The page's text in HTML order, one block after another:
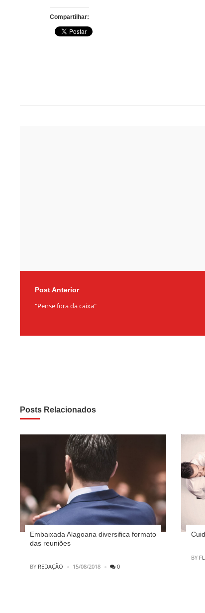
Compartilhar:
Post Anterior
"Pense fora da caixa"
Posts Relacionados
Embaixada Alagoana diversifica formato
das reuniões
POSTED
BY REDAÇÃO 15/08/2018 0
BY